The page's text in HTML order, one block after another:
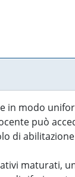
in modo
può
di
maturati,